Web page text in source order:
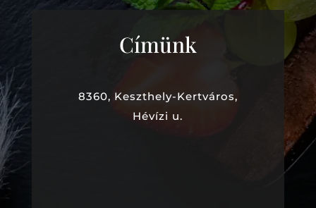
Címünk
8360, Keszthely-Kertváros,
Hévízi u.